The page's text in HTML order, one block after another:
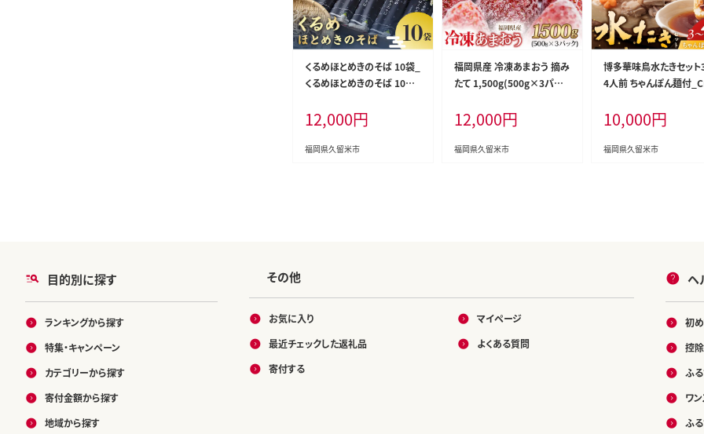
くるめほとめきのそば 10袋_
くるめほとめきのそば 10袋_
12,000円
福岡県久留米市
福岡県産 冷凍あまおう 摘み
たて 1,500g(500g×3パッ
12,000円
福岡県久留米市
博多華味鳥水たきセッ
4人前 ちゃんぽん麺付
10,000円
福岡県久留米市
目的別に探す
ランキングから探す
特集・キャンペーン
カテゴリーから探す
寄付金額から探す
地域から探す
その他
お気に入り
最近チェックした返礼品
寄付する
マイページ
よくある質問
ヘ
初
控
ふ
ワ
ふる